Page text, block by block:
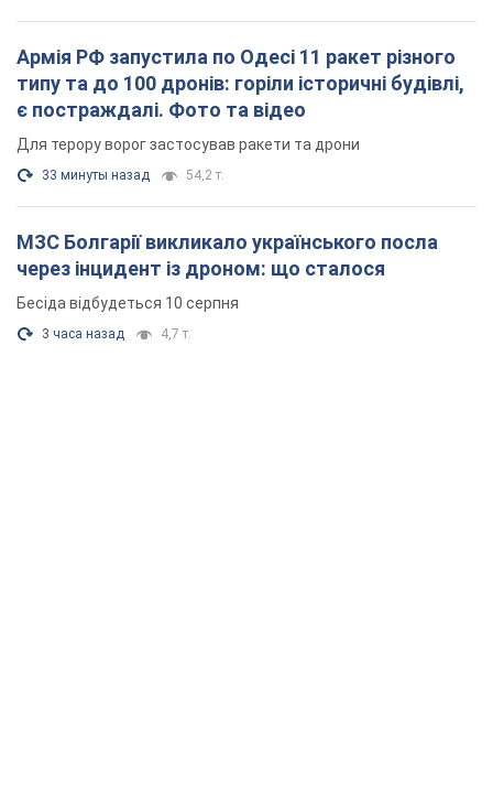
Армія РФ запустила по Одесі 11 ракет різного
типу та до 100 дронів: горіли історичні будівлі,
є постраждалі. Фото та відео
Для терору ворог застосував ракети та дрони
33 минуты назад 54,2 т.
МЗС Болгарії викликало українського посла
через інцидент із дроном: що сталося
Бесіда відбудеться 10 серпня
3 часа назад 4,7 т.